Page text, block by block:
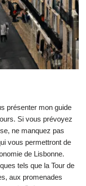
présenter mon guide
Si vous prévoyez
ne manquez pas
vous permettront de
de Lisbonne.
tels que la Tour de
aux promenades